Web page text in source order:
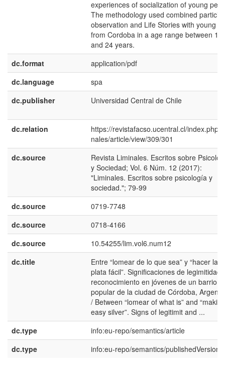
experiences of socialization of young
The methodology used combined
observation and Life Stories with young
from Cordoba in a age range between 16
and 24 years.
dc.format
application/pdf
dc.language
spa
dc.publisher
Universidad Central de Chile
dc.relation
https://revistafacso.ucentral.cl/index.php/
nales/article/view/309/301
dc.source
Revista Liminales. Escritos sobre
y Sociedad; Vol. 6 Núm. 12 (2017):
"Liminales. Escritos sobre psicología y
sociedad."; 79-99
dc.source
0719-7748
dc.source
0718-4166
dc.source
10.54255/lim.vol6.num12
dc.title
Entre “lomear de lo que sea” y “hacer la
plata fácil”. Significaciones de legimitidad
reconocimiento en jóvenes de un barrio
popular de la ciudad de Córdoba,
/ Between “lomear of what is” and “making
easy silver”. Signs of legitimit and ...
dc.type
info:eu-repo/semantics/article
dc.type
info:eu-repo/semantics/publishedVersion